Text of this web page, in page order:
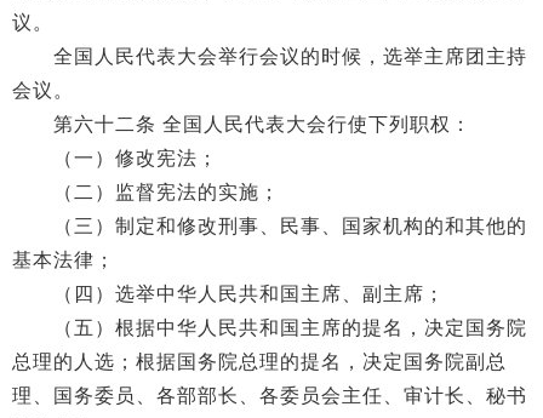
议。
全国人民代表大会举行会议的时候，选举主席团主持
会议。
第六十二条 全国人民代表大会行使下列职权：
（一）修改宪法；
（二）监督宪法的实施；
（三）制定和修改刑事、民事、国家机构的和其他的
基本法律；
（四）选举中华人民共和国主席、副主席；
（五）根据中华人民共和国主席的提名，决定国务院
总理的人选；根据国务院总理的提名，决定国务院副总
理、国务委员、各部部长、各委员会主任、审计长、秘书